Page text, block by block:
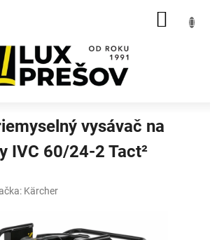
vysávač na
IVC 60/24-2 Tact²
Kärcher